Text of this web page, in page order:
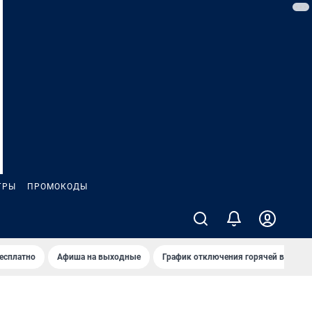
ПРОМОКОДЫ
Афиша на выходные График отключения горячей воды в